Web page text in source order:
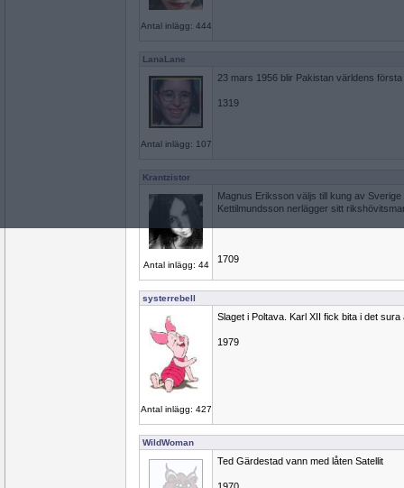
Antal inlägg: 444
LanaLane
Antal inlägg: 107
23 mars 1956 blir Pakistan världens
1319
Krantzistor
Antal inlägg: 44
Magnus Eriksson väljs till kung av
Kettilmundsson nerlägger sitt
1709
systerrebell
Antal inlägg: 427
Slaget i Poltava. Karl XII fick bita i det sura
1979
WildWoman
Ted Gärdestad vann med låten Satellit